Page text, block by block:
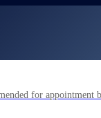
for appointment